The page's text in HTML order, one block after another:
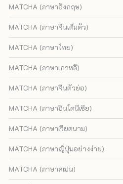
MATCHA (ภาษาอังกฤษ)
MATCHA (ภาษาจีนเต็มตัว)
MATCHA (ภาษาไทย)
MATCHA (ภาษาเกาหลี)
MATCHA (ภาษาจีนตัวย่อ)
MATCHA (ภาษาอินโดนีเซีย)
MATCHA (ภาษาเวียดนาม)
MATCHA (ภาษาญี่ปุ่นอย่างง่าย)
MATCHA (ภาษาสเปน)